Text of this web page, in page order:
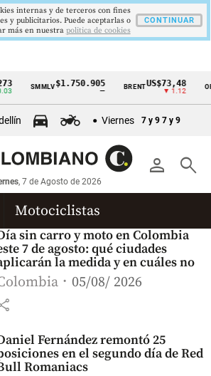
SMMLV $1.750.905 BRENTUS$73,48
▼ 1.12
Viernes 7 y 9 7 y 9
person search
, 7 de Agosto de 2026
Motociclistas
sin carro y moto en Colombia
7 de agosto: qué ciudades
la medida y en cuáles no
05/08/ 2026
Fernández remontó 25
en el segundo día de Red
Romaniacs
internas y de terceros con fines
y publicitarios. Puede aceptarlas o
más en nuestra politica de cookies
CONTINUAR